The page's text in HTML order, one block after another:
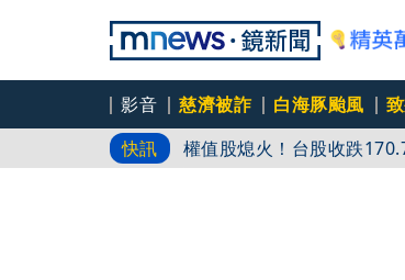
影音 慈濟被詐 白海豚颱風
快訊
權值股熄火！台股收跌
禁臨停「唯獨始源」可以